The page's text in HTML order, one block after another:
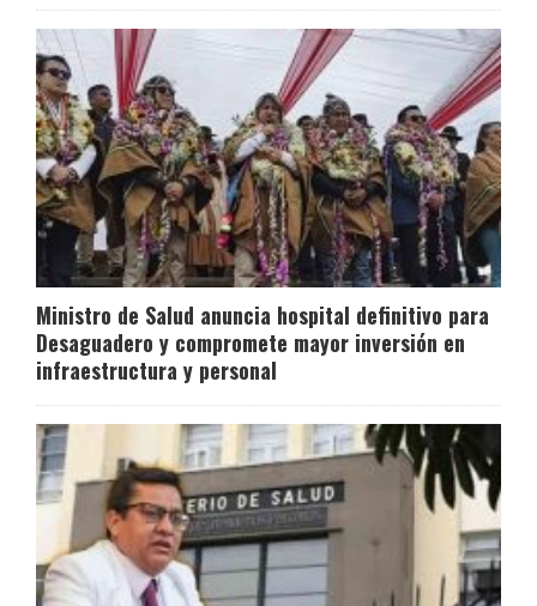
Ministro de Salud anuncia hospital definitivo para
Desaguadero y compromete mayor inversión en
infraestructura y personal